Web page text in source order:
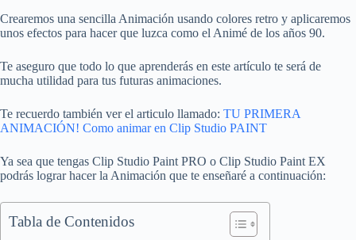
Crearemos una sencilla Animación usando colores retro y aplicaremos
unos efectos para hacer que luzca como el Animé de los años 90.
Te aseguro que todo lo que aprenderás en este artículo te será de
mucha utilidad para tus futuras animaciones.
Te recuerdo también ver el articulo llamado: TU PRIMERA
ANIMACIÓN! Como animar en Clip Studio PAINT
Ya sea que tengas Clip Studio Paint PRO o Clip Studio Paint EX
podrás lograr hacer la Animación que te enseñaré a continuación:
Tabla de Contenidos